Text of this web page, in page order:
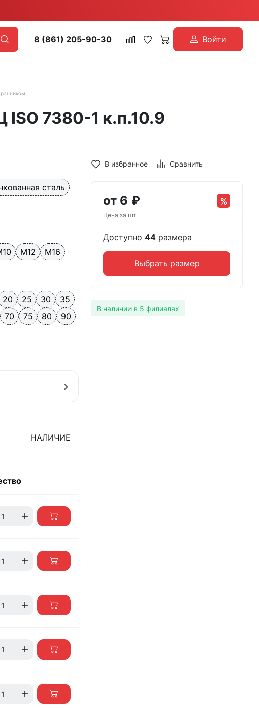
8 (861) 205-90-30 Войти
ISO 7380-1 к.п.10.9
сталь
М12 М16
20 25 30
35
70 75 80
90
НАЛИЧИЕ
В избранное Сравнить
от 6 ₽
Цена за шт.
Доступно 44 размера
Выбрать размер
В наличии в 5 филиалах